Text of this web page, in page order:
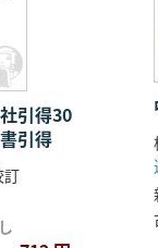
引得30
引得
訂